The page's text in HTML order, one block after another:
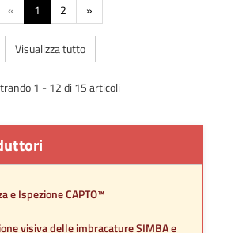
e Ispezione CAPTO™
visiva delle imbracature SIMBA e
« 1 2 »
Visualizza tutto
1 - 12 di 15 articoli